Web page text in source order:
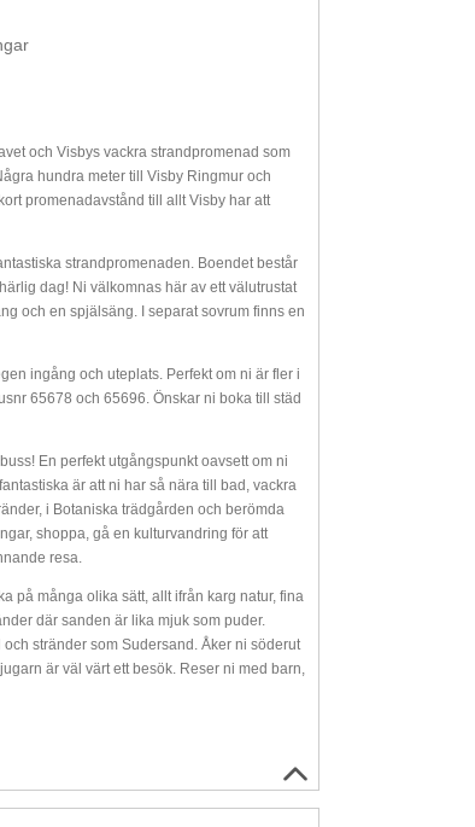
och Visbys vackra strandpromenad som
hundra meter till Visby Ringmur och
promenadavstånd till allt Visby har att
strandpromenaden. Boendet består
dag! Ni välkomnas här av ett välutrustat
och en spjälsäng. I separat sovrum finns en
ingång och uteplats. Perfekt om ni är fler i
65678 och 65696. Önskar ni boka till städ
En perfekt utgångspunkt oavsett om ni
är att ni har så nära till bad, vackra
i Botaniska trädgården och berömda
shoppa, gå en kulturvandring för att
resa.
på många olika sätt, allt ifrån karg natur, fina
där sanden är lika mjuk som puder.
stränder som Sudersand. Åker ni söderut
är väl värt ett besök. Reser ni med barn,